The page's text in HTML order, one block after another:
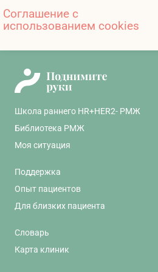
PMID: 22224774.
Holinstat M. Normal
Chang HM, Moudgil R,
TM, Yeh ETH.
of Cancer Therapy: Best
Diagnosis, Prevention,
Part 1. J Am Coll Cardiol.
Jia JB, Lall C, Tirkes T,
Goodwin SC.
complications in the
Imaging. 2015
Почему возникает боль?
Школа раннего HR+HER2- РМЖ
Библиотека РМЖ
Моя ситуация
Поддержка
Опыт пациентов
Для близких пациента
Словарь
Карта клиник
Соглашение с
использованием cookies